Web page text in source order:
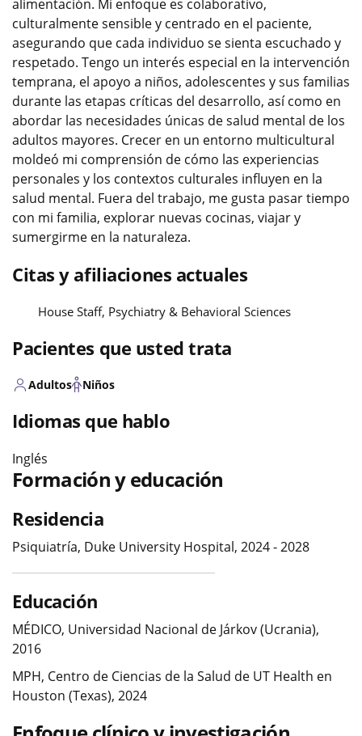
alimentación. Mi enfoque es colaborativo,
culturalmente sensible y centrado en el paciente,
asegurando que cada individuo se sienta escuchado y
respetado. Tengo un interés especial en la intervención
temprana, el apoyo a niños, adolescentes y sus familias
durante las etapas críticas del desarrollo, así como en
abordar las necesidades únicas de salud mental de los
adultos mayores. Crecer en un entorno multicultural
moldeó mi comprensión de cómo las experiencias
personales y los contextos culturales influyen en la
salud mental. Fuera del trabajo, me gusta pasar tiempo
con mi familia, explorar nuevas cocinas, viajar y
sumergirme en la naturaleza.
Citas y afiliaciones actuales
House Staff, Psychiatry & Behavioral Sciences
Pacientes que usted trata
Adultos Niños
Idiomas que hablo
Inglés
Formación y educación
Residencia
Psiquiatría, Duke University Hospital, 2024 - 2028
Educación
MÉDICO, Universidad Nacional de Járkov (Ucrania),
2016
MPH, Centro de Ciencias de la Salud de UT Health en
Houston (Texas), 2024